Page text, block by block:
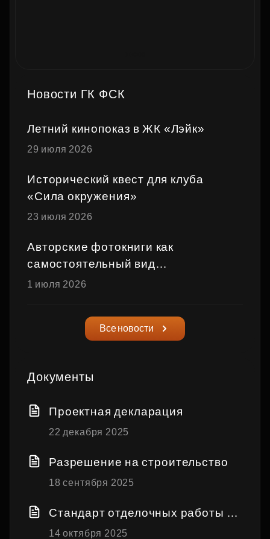
Новости ГК ФСК
Летний кинопоказ в ЖК «Лэйк»
29 июля 2026
Исторический квест для клуба
«Сила окружения»
23 июля 2026
Авторские фотокниги как
самостоятельный вид
художественного высказывания
1 июля 2026
Все новости
Документы
Проектная декларация
22 декабря 2025
Разрешение на строительство
18 сентября 2025
Стандарт отделочных работы н
а объектах Застройщика
14 октября 2025